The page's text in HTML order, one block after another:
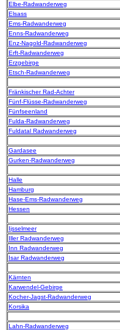
Elbe-Radwanderweg
Elsass
Ems-Radwanderweg
Enns-Radwanderweg
Enz-Nagold-Radwanderweg
Erft-Radwanderweg
Erzgebirge
Etsch-Radwanderweg
Fränkischer Rad-Achter
Fünf-Flüsse-Radwanderweg
Fünfseenland
Fulda-Radwanderweg
Fuldatal Radwanderweg
Gardasee
Gurken-Radwanderweg
Halle
Hamburg
Hase-Ems-Radwanderweg
Hessen
Ijsselmeer
Iller Radwanderweg
Inn Radwanderweg
Isar Radwanderweg
Kärnten
Karwendel-Gebirge
Kocher-Jagst-Radwanderweg
Korsika
Lahn-Radwanderweg